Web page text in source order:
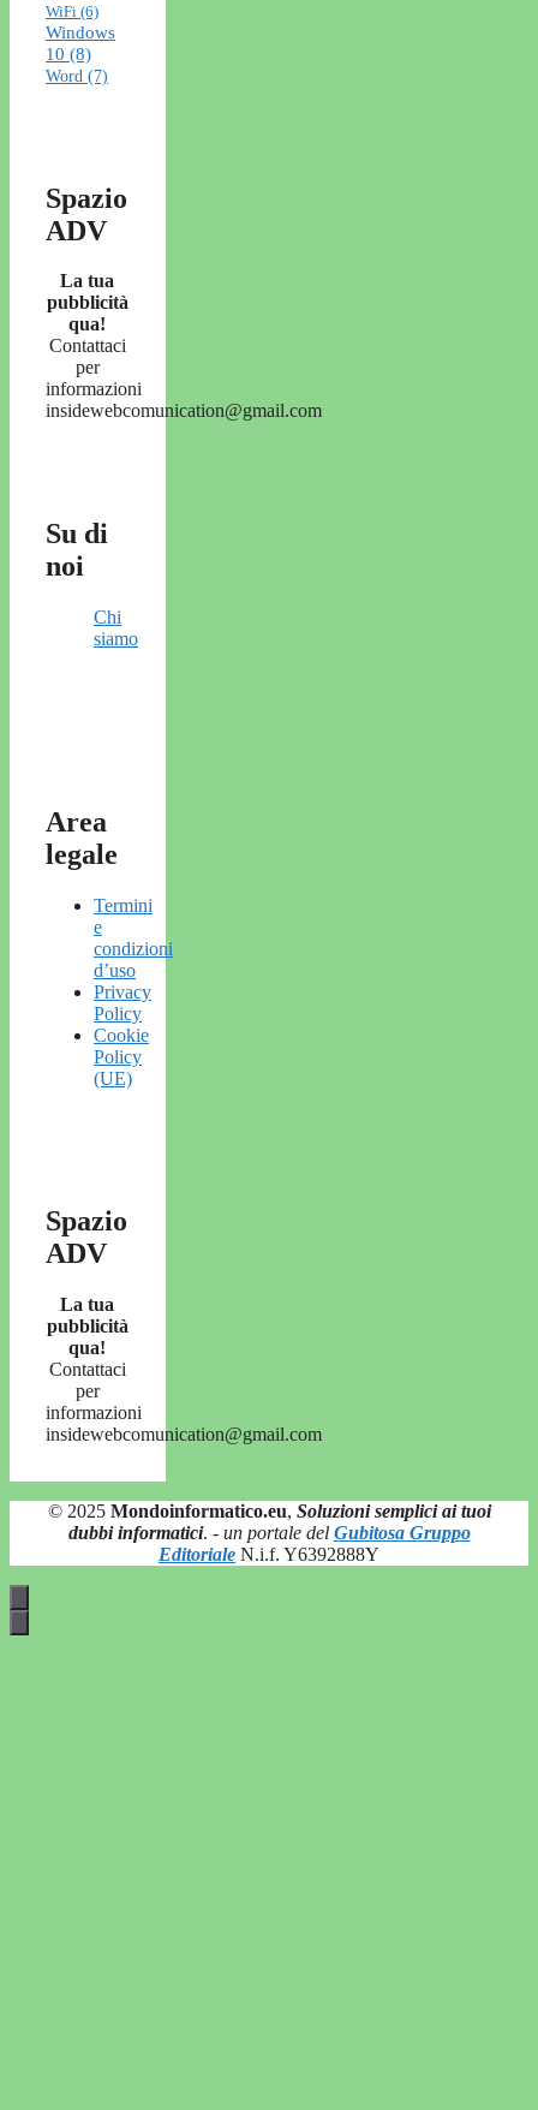
WiFi (6)
Windows
10 (8)
Word (7)
Spazio
ADV
La tua
pubblicità
qua!
Contattaci
per
informazioni
insidewebcomunication@gmail.com
Su di
noi
Chi
siamo
Area
legale
Termini
e
condizioni
d’uso
Privacy
Policy
Cookie
Policy
(UE)
Spazio
ADV
La tua
pubblicità
qua!
Contattaci
per
informazioni
insidewebcomunication@gmail.com
© 2025 Mondoinformatico.eu, Soluzioni semplici ai tuoi
dubbi informatici. - un portale del Gubitosa Gruppo
Editoriale N.i.f. Y6392888Y